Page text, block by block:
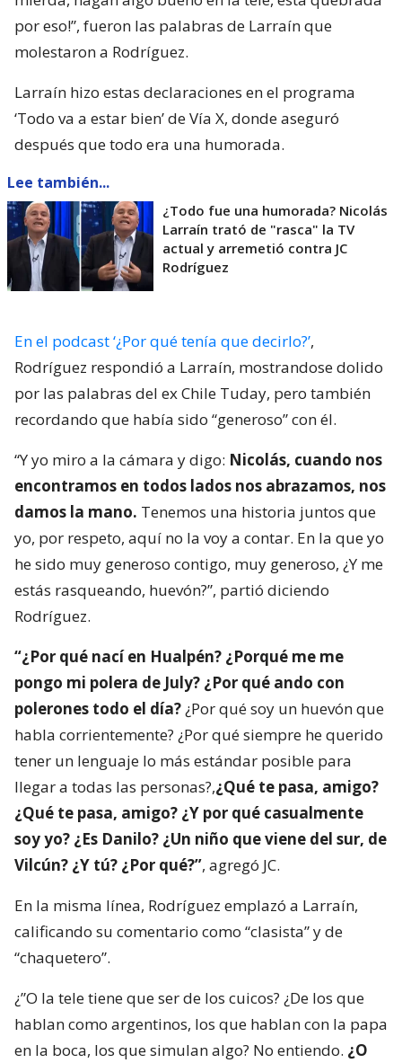
por eso!”, fueron las palabras de Larraín que
molestaron a Rodríguez.
Larraín hizo estas declaraciones en el programa
‘Todo va a estar bien’ de Vía X, donde aseguró
después que todo era una humorada.
Lee también...
¿Todo fue una humorada? Nicolás
Larraín trató de "rasca" la TV
actual y arremetió contra JC
Rodríguez
En el podcast ‘¿Por qué tenía que decirlo?’,
Rodríguez respondió a Larraín, mostrandose dolido
por las palabras del ex Chile Tuday, pero también
recordando que había sido “generoso” con él.
“Y yo miro a la cámara y digo: Nicolás, cuando nos
encontramos en todos lados nos abrazamos, nos
damos la mano. Tenemos una historia juntos que
yo, por respeto, aquí no la voy a contar. En la que yo
he sido muy generoso contigo, muy generoso, ¿Y me
estás rasqueando, huevón?”, partió diciendo
Rodríguez.
“¿Por qué nací en Hualpén? ¿Porqué me me
pongo mi polera de July? ¿Por qué ando con
polerones todo el día?¿Por qué soy un huevón que
habla corrientemente? ¿Por qué siempre he querido
tener un lenguaje lo más estándar posible para
llegar a todas las personas?,¿Qué te pasa, amigo?
¿Qué te pasa, amigo? ¿Y por qué casualmente
soy yo? ¿Es Danilo? ¿Un niño que viene del sur, de
Vilcún? ¿Y tú? ¿Por qué?”, agregó JC.
En la misma línea, Rodríguez emplazó a Larraín,
calificando su comentario como “clasista” y de
“chaquetero”.
¿”O la tele tiene que ser de los cuicos? ¿De los que
hablan como argentinos, los que hablan con la papa
en la boca, los que simulan algo? No entiendo. ¿O